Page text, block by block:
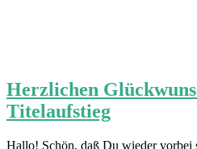
Herzlichen
Titelaufstieg
Hallo! Schön, daß Du wieder vorbei